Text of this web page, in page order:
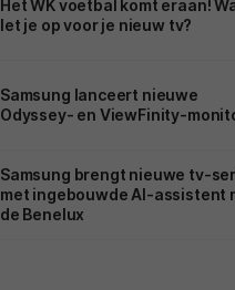
Het WK voetbal komt eraan!
let je op voor je nieuw tv?
Samsung lanceert nieuwe
Odyssey- en ViewFinity-
Samsung brengt nieuwe tv-
met ingebouwde AI-assistent
de Benelux